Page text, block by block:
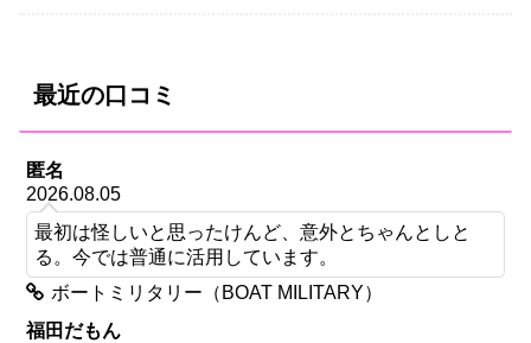
最近の口コミ
匿名
2026.08.05
最初は怪しいと思ったけんど、意外とちゃんとしと
る。今では普通に活用しています。
ボートミリタリー（BOAT MILITARY）
福田だもん